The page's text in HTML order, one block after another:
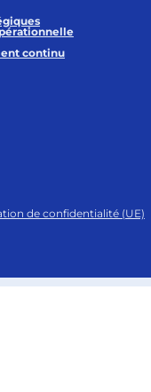
continu
de confidentialité (UE)